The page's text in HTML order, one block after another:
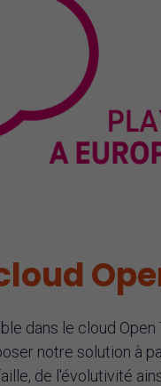
dans le cloud
notre solution à
de l'évolutivité